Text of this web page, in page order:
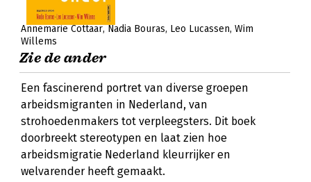
Annemarie Cottaar Nadia Bouras Leo Lucassen Wim
Willems
Zie de ander
Een fascinerend portret van diverse groepen
arbeidsmigranten in Nederland, van
strohoedenmakers tot verpleegsters. Dit boek
doorbreekt stereotypen en laat zien hoe
arbeidsmigratie Nederland kleurrijker en
welvarender heeft gemaakt.